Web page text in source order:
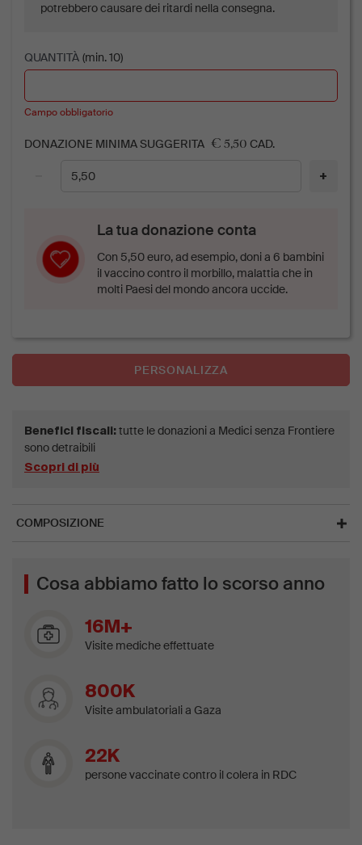
potrebbero causare dei ritardi nella consegna.
QUANTITÀ (min. 10)
Campo obbligatorio
DONAZIONE MINIMA SUGGERITA € 5,50 CAD.
+
La tua donazione conta
Con 5,50 euro, ad esempio, doni a 6 bambini
il vaccino contro il morbillo, malattia che in
molti Paesi del mondo ancora uccide.
PERSONALIZZA
Benefici fiscali: tutte le donazioni a Medici senza Frontiere
sono detraibili
Scopri di più
COMPOSIZIONE
Cosa abbiamo fatto lo scorso anno
16M+
Visite mediche effettuate
800K
Visite ambulatoriali a Gaza
22K
persone vaccinate contro il colera in RDC